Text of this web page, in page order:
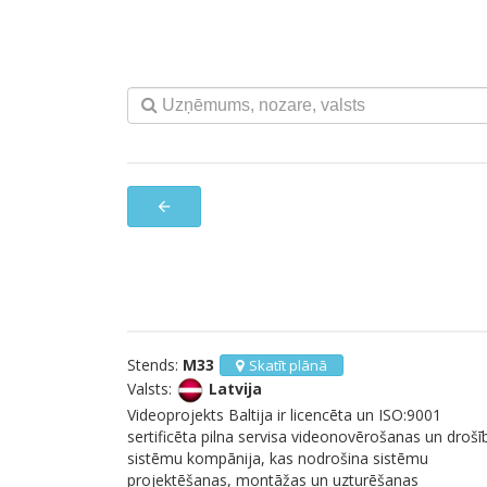
arrow_back
Stends: M33 Skatīt plānā
Valsts:
Latvija
Videoprojekts Baltija ir licencēta un ISO:9001
sertificēta pilna servisa videonovērošanas un
sistēmu kompānija, kas nodrošina sistēmu
projektēšanas, montāžas un uzturēšanas